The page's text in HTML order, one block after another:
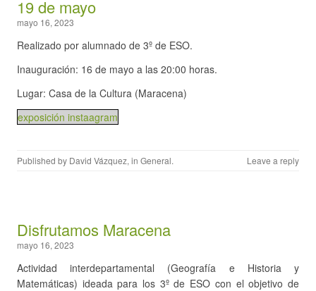
19 de mayo
mayo 16, 2023
Realizado por alumnado de 3º de ESO.
Inauguración: 16 de mayo a las 20:00 horas.
Lugar: Casa de la Cultura (Maracena)
exposición instaagram
Published by David Vázquez, in General. Leave a reply
Disfrutamos Maracena
mayo 16, 2023
Actividad interdepartamental (Geografía e Historia y
Matemáticas) ideada para los 3º de ESO con el objetivo de